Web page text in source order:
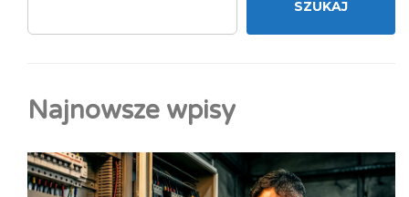
SZUKAJ
Najnowsze wpisy